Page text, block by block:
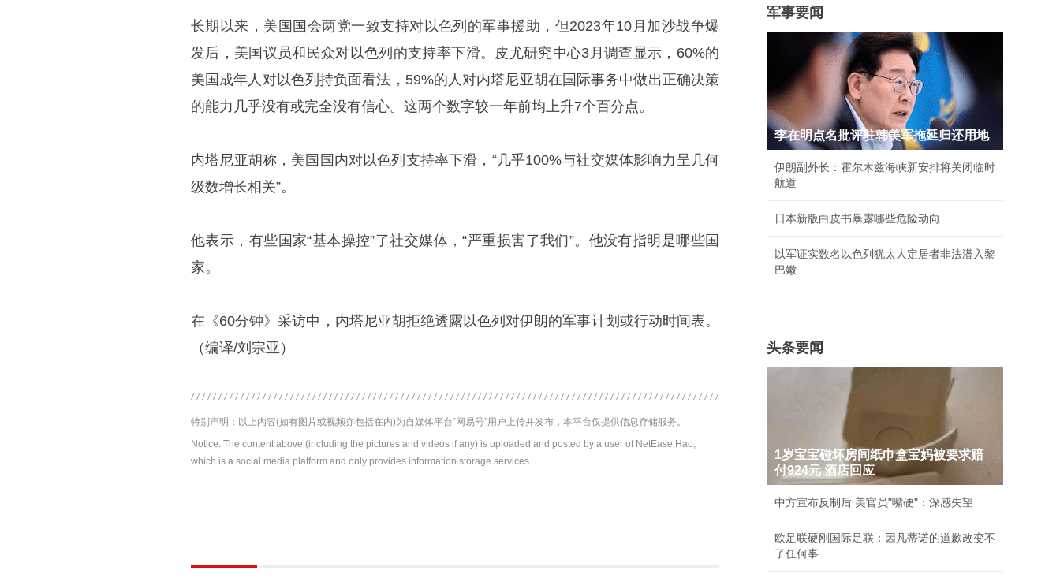
长期以来，美国国会两党一致支持对以色列的军事援助，但2023年10月加沙战争爆
发后，美国议员和民众对以色列的支持率下滑。皮尤研究中心3月调查显示，60%的
美国成年人对以色列持负面看法，59%的人对内塔尼亚胡在国际事务中做出正确决策
的能力几乎没有或完全没有信心。这两个数字较一年前均上升7个百分点。
内塔尼亚胡称，美国国内对以色列支持率下滑，“几乎100%与社交媒体影响力呈几何
级数增长相关”。
他表示，有些国家“基本操控”了社交媒体，“严重损害了我们”。他没有指明是哪些国
家。
在《60分钟》采访中，内塔尼亚胡拒绝透露以色列对伊朗的军事计划或行动时间表。
（编译/刘宗亚）
特别声明：以上内容(如有图片或视频亦包括在内)为自媒体平台“网易号”用户上传并发布，本平台仅提供信息存储服务。
Notice: The content above (including the pictures and videos if any) is uploaded and posted by a user of NetEase Hao,
which is a social media platform and only provides information storage services.
军事要闻
李在明点名批评驻韩美军拖延归还用地
伊朗副外长：霍尔木兹海峡新安排将关闭临时
航道
日本新版白皮书暴露哪些危险动向
以军证实数名以色列犹太人定居者非法潜入黎
巴嫩
头条要闻
1岁宝宝碰坏房间纸巾盒宝妈被要求赔
付924元 酒店回应
中方宣布反制后 美官员"嘴硬"：深感失望
欧足联硬刚国际足联：因凡蒂诺的道歉改变不
了任何事